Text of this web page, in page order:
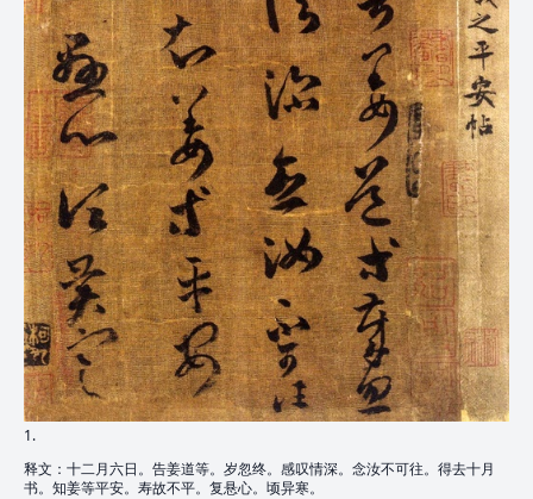
1.
释文：十二月六日。告姜道等。岁忽终。感叹情深。念汝不可往。得去十月
书。知姜等平安。寿故不平。复悬心。顷异寒。